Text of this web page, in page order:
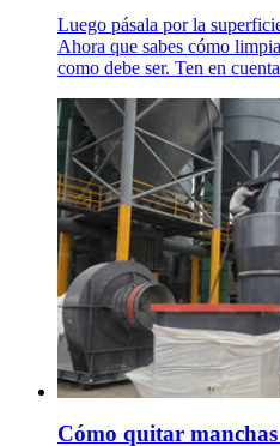
Luego pásala por la
Ahora que sabes cómo
como debe ser. Ten en
Cómo quitar